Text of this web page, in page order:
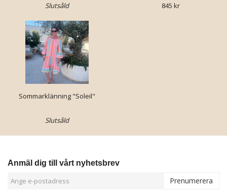
Slutsåld
845 kr
Sommarklänning "Soleil"
Slutsåld
Anmäl dig till vårt nyhetsbrev
Prenumerera